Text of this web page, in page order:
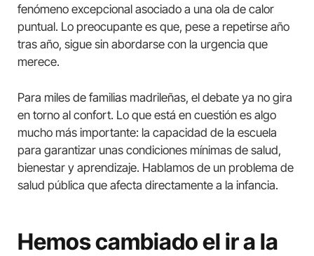
fenómeno excepcional asociado a una ola de calor
puntual. Lo preocupante es que, pese a repetirse año
tras año, sigue sin abordarse con la urgencia que
merece.
Para miles de familias madrileñas, el debate ya no gira
en torno al confort. Lo que está en cuestión es algo
mucho más importante: la capacidad de la escuela
para garantizar unas condiciones mínimas de salud,
bienestar y aprendizaje. Hablamos de un problema de
salud pública que afecta directamente a la infancia.
Hemos cambiado el ir a la